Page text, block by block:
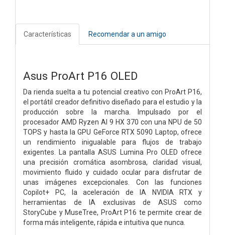
Características Recomendar a un amigo
Asus ProArt P16 OLED
Da rienda suelta a tu potencial creativo con ProArt P16,
el portátil creador definitivo diseñado para el estudio y la
producción sobre la marcha. Impulsado por el
procesador AMD Ryzen AI 9 HX 370 con una NPU de 50
TOPS y hasta la GPU GeForce RTX 5090 Laptop, ofrece
un rendimiento inigualable para flujos de trabajo
exigentes. La pantalla ASUS Lumina Pro OLED ofrece
una precisión cromática asombrosa, claridad visual,
movimiento fluido y cuidado ocular para disfrutar de
unas imágenes excepcionales. Con las funciones
Copilot+ PC, la aceleración de IA NVIDIA RTX y
herramientas de IA exclusivas de ASUS como
StoryCube y MuseTree, ProArt P16 te permite crear de
forma más inteligente, rápida e intuitiva que nunca.